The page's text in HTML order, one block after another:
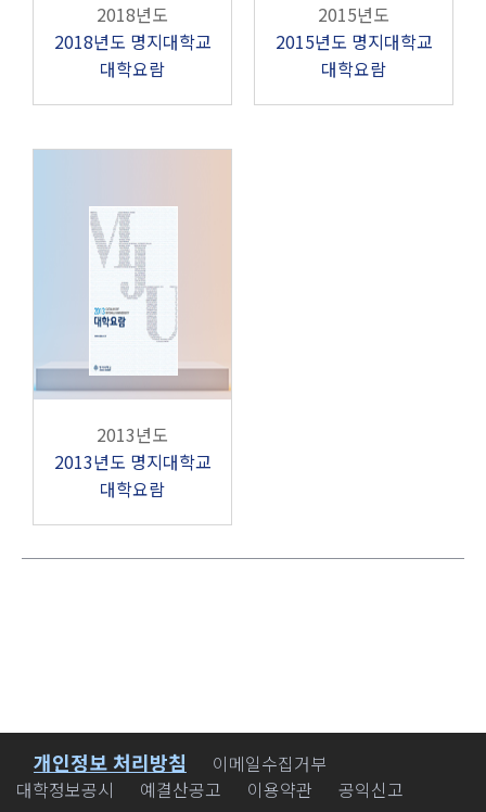
2018년도
2018년도 명지대학교
대학요람
2015년도
2015년도 명지대학교
대학요람
2013년도
2013년도 명지대학교
대학요람
바로가기
개인정보 처리방침
이메일수집거부
대학정보공시
예결산공고 이용약관 공익신고